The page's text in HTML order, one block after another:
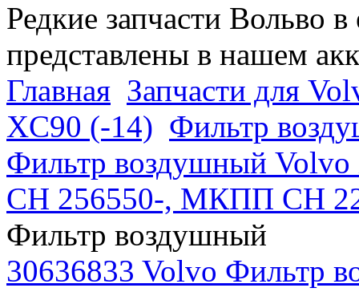
Редкие запчасти Вольво
представлены в нашем
Главная Запчасти для
XC90 (-14) Фильтр
Фильтр воздушный
CH 256550-, МКПП CH
Фильтр воздушный
30636833 Volvo Фильтр